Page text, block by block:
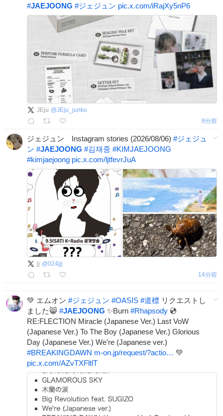
#JAEJOONG #ジェジュン pic.x.com/iRajXy5nP6
JEju @JEju_junko
8分前
ジェジュン Instagram stories (2026/08/06) #ジェジュ
ン #JAEJOONG #김재중 #KIMJAEJOONG
#kimjaejoong pic.x.com/ljtfevrJuA
jj @024jjj
14分前
💚 エムオン #ジェジュン #OASIS #道標 リクエストし
ました😸 #JAEJOONG ✨Burn #Rhapsody 💿
RE:FLECTION Miracle (Japanese Ver.) Last VoW
(Japanese Ver.) To The Boy (Japanese Ver.) Glorious
Day (Japanese Ver.) We're (Japanese ver.)
#BREAKINGDAWN m-on.jp/request/?actio… 💚
pic.x.com/AZvTXFltlT